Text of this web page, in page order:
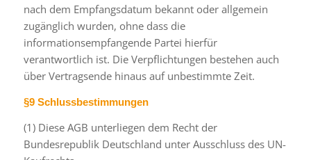
nach dem Empfangsdatum bekannt oder allgemein
zugänglich wurden, ohne dass die
informationsempfangende Partei hierfür
verantwortlich ist. Die Verpflichtungen bestehen auch
über Vertragsende hinaus auf unbestimmte Zeit.
§9 Schlussbestimmungen
(1) Diese AGB unterliegen dem Recht der
Bundesrepublik Deutschland unter Ausschluss des UN-